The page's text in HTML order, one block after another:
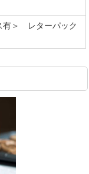
有＞ レターパック